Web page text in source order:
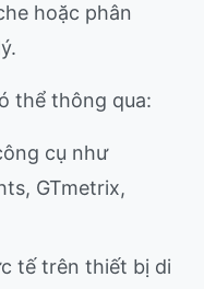
hoặc phân
thể thông qua:
cụ như
GTmetrix,
tế trên thiết bị di